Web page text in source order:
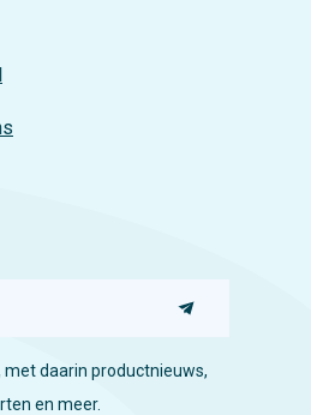
daarin productnieuws,
en meer.